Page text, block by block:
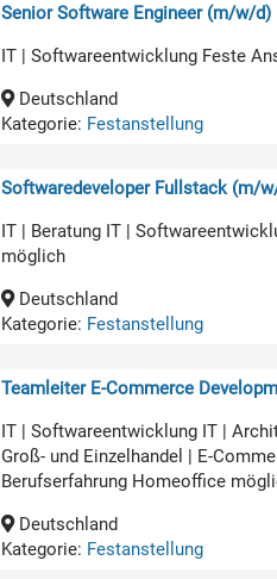
Senior Software Engineer (m/w/d)
IT | Softwareentwicklung Feste
Deutschland
Kategorie: Festanstellung
Softwaredeveloper Fullstack (m/
IT | Beratung IT |
möglich
Deutschland
Kategorie: Festanstellung
Teamleiter E-Commerce
IT | Softwareentwicklung IT |
Groß- und Einzelhandel | E-
Berufserfahrung Homeoffice
Deutschland
Kategorie: Festanstellung